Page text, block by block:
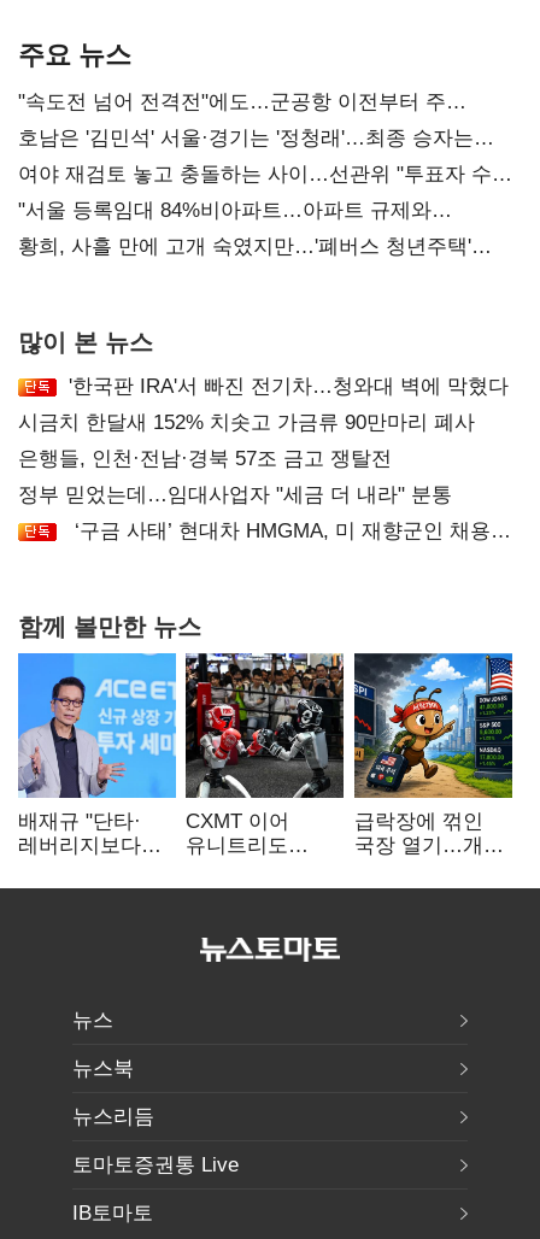
주요 뉴스
"속도전 넘어 전격전"에도…군공항 이전부터 주
52시간까지 '뇌관'
호남은 '김민석' 서울·경기는 '정청래'…최종 승자는
'안갯속'
여야 재검토 놓고 충돌하는 사이…선관위 "투표자 수
오차 당연"
"서울 등록임대 84%비아파트…아파트 규제와
달리해야"
황희, 사흘 만에 고개 숙였지만…'폐버스 청년주택'
많이 본 뉴스
'한국판 IRA'서 빠진 전기차…청와대 벽에 막혔다
시금치 한달새 152% 치솟고 가금류 90만마리 폐사
은행들, 인천·전남·경북 57조 금고 쟁탈전
정부 믿었는데…임대사업자 "세금 더 내라" 분통
‘구금 사태’ 현대차 HMGMA, 미 재향군인 채용
함께 볼만한 뉴스
배재규 "단타·
레버리지보다
장기투자…
CXMT 이어
유니트리도
영향 '촉각'
급락장에 꺾인
국장 열기…개인
해외로
뉴스
뉴스북
뉴스리듬
토마토증권통 Live
IB토마토